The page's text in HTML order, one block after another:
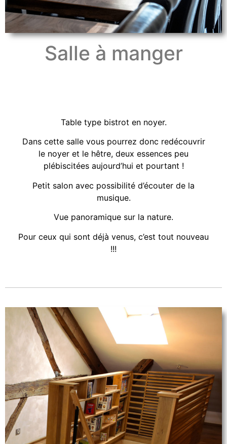
Salle à manger
Table type bistrot en noyer.
Dans cette salle vous pourrez donc redécouvrir
le noyer et le hêtre, deux essences peu
plébiscitées aujourd’hui et pourtant !
Petit salon avec possibilité d’écouter de la
musique.
Vue panoramique sur la nature.
Pour ceux qui sont déjà venus, c’est tout nouveau
!!!